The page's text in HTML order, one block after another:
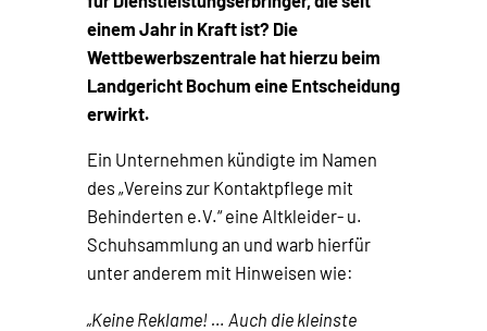
einem Jahr in Kraft ist? Die
Wettbewerbszentrale hat hierzu beim
Landgericht Bochum eine Entscheidung
erwirkt.
Ein Unternehmen kündigte im Namen
des „Vereins zur Kontaktpflege mit
Behinderten e.V.“ eine Altkleider- u.
Schuhsammlung an und warb hierfür
unter anderem mit Hinweisen wie:
„Keine Reklame! … Auch die kleinste